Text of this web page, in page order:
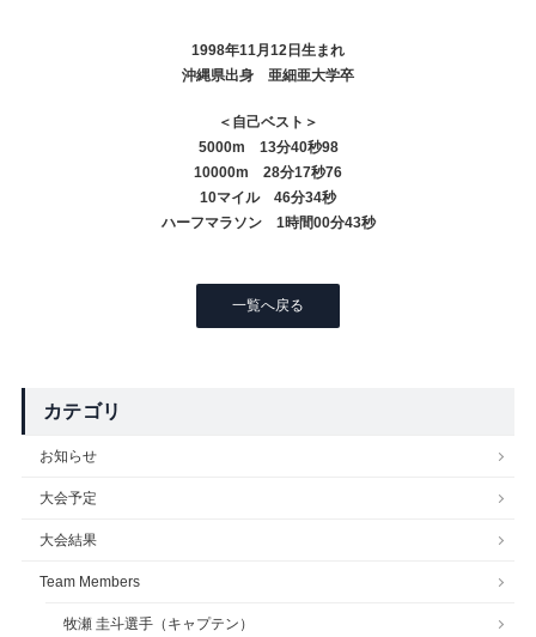
1998年11月12日生まれ
沖縄県出身 亜細亜大学卒
＜自己ベスト＞
5000m 13分40秒98
10000m 28分17秒76
10マイル 46分34秒
ハーフマラソン 1時間00分43秒
一覧へ戻る
カテゴリ
お知らせ
大会予定
大会結果
Team Members
牧瀬 圭斗選手（キャプテン）